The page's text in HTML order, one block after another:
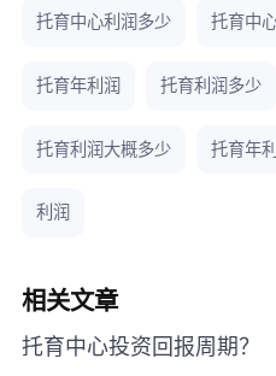
可能导致亏损。平衡方法
利润20-40万是常见范围
托育中心利润多少 托育中
托育年利润 托育利润多少
托育利润大概多少 托育年
利润
相关文章
托育中心投资回报周期？